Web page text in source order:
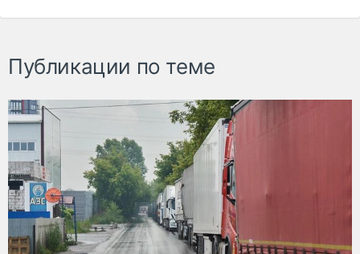
Публикации по теме